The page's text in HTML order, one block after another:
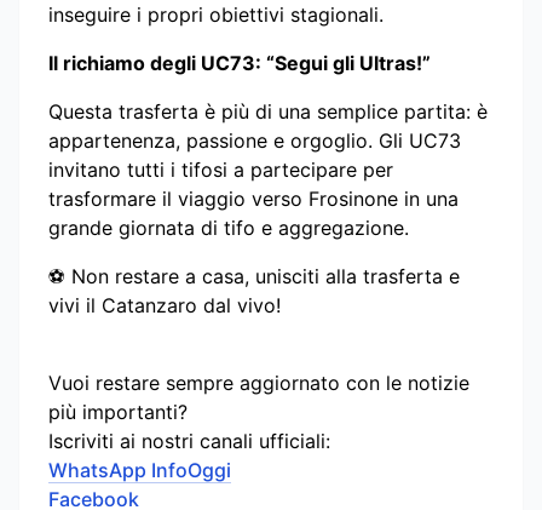
inseguire i propri obiettivi stagionali.
Il richiamo degli UC73: “Segui gli Ultras!”
Questa trasferta è più di una semplice partita: è
appartenenza, passione e orgoglio. Gli UC73
invitano tutti i tifosi a partecipare per
trasformare il viaggio verso Frosinone in una
grande giornata di tifo e aggregazione.
⚽ Non restare a casa, unisciti alla trasferta e
vivi il Catanzaro dal vivo!
Vuoi restare sempre aggiornato con le notizie
più importanti?
Iscriviti ai nostri canali ufficiali:
WhatsApp InfoOggi
Facebook